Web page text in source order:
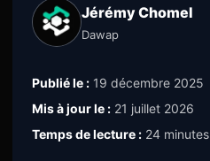
Jérémy Chomel
Dawap
Publié le : 19 décembre 2025
Mis à jour le : 21 juillet 2026
Temps de lecture : 24 minutes